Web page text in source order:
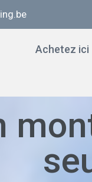
Achetez ici